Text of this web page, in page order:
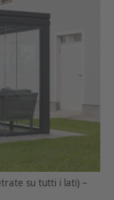
su tutti i lati) –